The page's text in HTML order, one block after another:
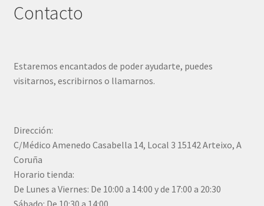
Contacto
Estaremos encantados de poder ayudarte, puedes
visitarnos, escribirnos o llamarnos.
Dirección:
C/Médico Amenedo Casabella 14, Local 3 15142 Arteixo, A
Coruña
Horario tienda:
De Lunes a Viernes: De 10:00 a 14:00 y de 17:00 a 20:30